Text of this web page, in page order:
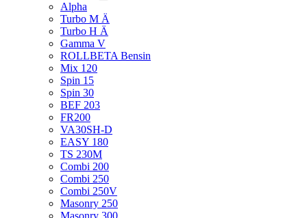
Alpha
Turbo M Ä
Turbo H Ä
Gamma V
ROLLBETA Bensin
Mix 120
Spin 15
Spin 30
BEF 203
FR200
VA30SH-D
EASY 180
TS 230M
Combi 200
Combi 250
Combi 250V
Masonry 250
Masonry 300